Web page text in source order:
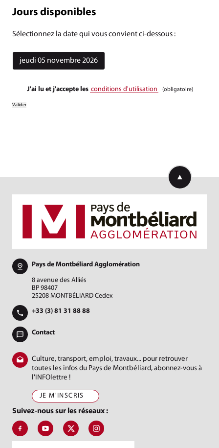
Jours disponibles
Sélectionnez la date qui vous convient ci-dessous :
jeudi 05 novembre 2026
J'ai lu et j'accepte les conditions d'utilisation (obligatoire)
Retourner en
Pays de Montbéliard Agglomération
8 avenue des Alliés
BP 98407
25208 MONTBÉLIARD Cedex
+33 (3) 81 31 88 88
Contact
Culture, transport, emploi, travaux... pour retrouver
toutes les infos du Pays de Montbéliard, abonnez-vous à
l'INFOlettre !
JE M'INSCRIS
Suivez-nous sur les réseaux :
Suivez-nous sur Facebook, J'aime le Pays de Montbéliard
Suivez-nous sur Youtube, Pays de Montbéliard
Suivez-nous sur X, Pays de Montbéliard
Suivez-nous sur Instagram, Pays de